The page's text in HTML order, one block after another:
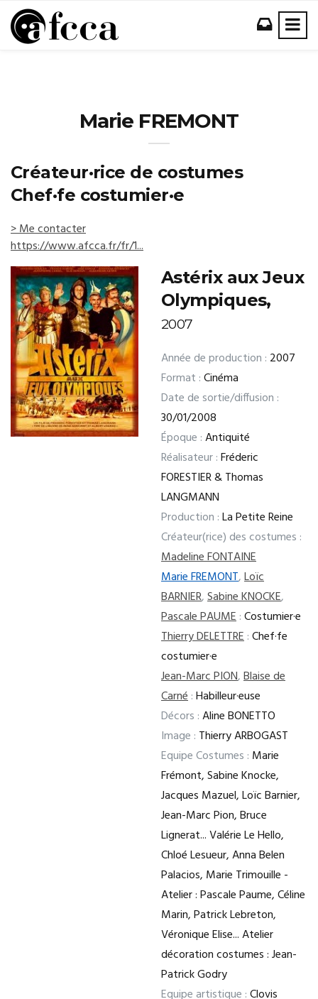
Marie FREMONT
Créateur·rice de costumes
Chef·fe costumier·e
> Me contacter
https://www.afcca.fr/fr/1...
Astérix aux Jeux
Olympiques,
2007
Année de production : 2007
Format :Cinéma
Date de sortie/diffusion :
30/01/2008
Époque :Antiquité
Réalisateur :Fréderic
FORESTIER & Thomas
LANGMANN
Production :La Petite Reine
Créateur(rice) des costumes :
Madeline FONTAINE
Marie FREMONT,Loïc
BARNIER,Sabine KNOCKE,
Pascale PAUME:Costumier·e
Thierry DELETTRE:Chef·fe
costumier·e
Jean-Marc PION,Blaise de
Carné:Habilleur·euse
Décors :Aline BONETTO
Image : Thierry ARBOGAST
Equipe Costumes : Marie
Frémont, Sabine Knocke,
Jacques Mazuel, Loïc Barnier,
Jean-Marc Pion, Bruce
Lignerat... Valérie Le Hello,
Chloé Lesueur, Anna Belen
Palacios, Marie Trimouille -
Atelier : Pascale Paume, Céline
Marin, Patrick Lebreton,
Véronique Elise... Atelier
décoration costumes : Jean-
Patrick Godry
Equipe artistique :Clovis